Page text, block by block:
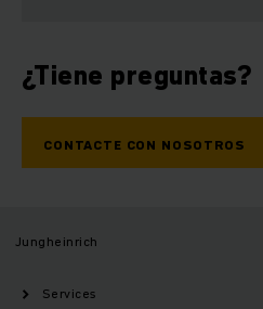
¿Tiene preguntas?
CONTACTE CON NOSOTROS
Jungheinrich
Services